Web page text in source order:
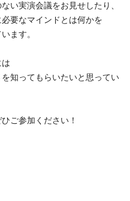
い実演会議をお見せしたり、
要なマインドとは何かを
ます。
知ってもらいたいと思ってい